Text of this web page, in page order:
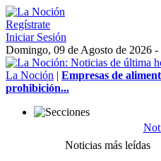
Regístrate
Iniciar Sesión
Domingo, 09 de Agosto de 2026 -
La Noción | Empresas de
prohibición...
Noticias más leídas